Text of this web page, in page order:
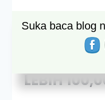
MULA
DARI
BY KALERS
LEBIH
Suka baca blog